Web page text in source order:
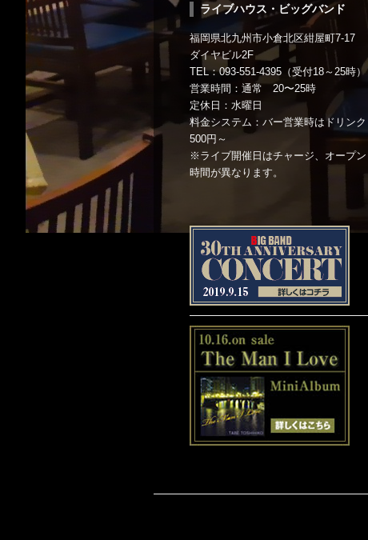
ライブハウス・ビッグバンド
福岡県北九州市小倉北区紺屋町7-17
ダイヤビル2F
TEL：093-551-4395（受付18～25時）
営業時間：通常 20〜25時
定休日：水曜日
料金システム：バー営業時はドリンク
500円～
※ライブ開催日はチャージ、オープン
時間が異なります。